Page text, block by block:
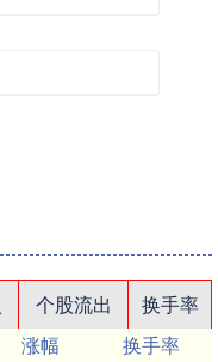
个股流出
换手率
涨幅
换手率